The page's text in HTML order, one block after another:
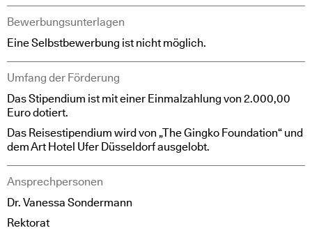
Bewerbungsunterlagen
Eine Selbstbewerbung ist nicht möglich.
Umfang der Förderung
Das Stipendium ist mit einer Einmalzahlung von 2.000,00
Euro dotiert.
Das Reisestipendium wird von „The Gingko Foundation“ und
dem Art Hotel Ufer Düsseldorf ausgelobt.
Ansprechpersonen
Dr. Vanessa Sondermann
Rektorat